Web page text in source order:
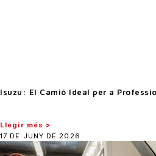
Isuzu: El Camió Ideal per a
Llegir més >
17 DE JUNY DE 2026